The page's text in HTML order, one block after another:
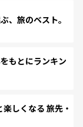
、旅のベスト。
もとにランキン
しくなる 旅先・